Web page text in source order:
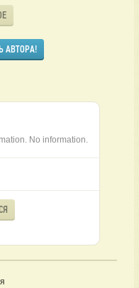
АВТОРА!
No information.